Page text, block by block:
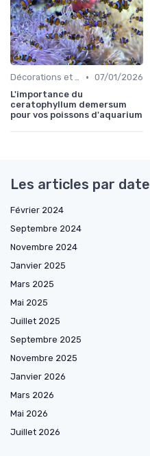
Décorations et plantes • 07/01/2026
L'importance du
ceratophyllum demersum
pour vos poissons d'aquarium
Les articles par date
Février 2024
Septembre 2024
Novembre 2024
Janvier 2025
Mars 2025
Mai 2025
Juillet 2025
Septembre 2025
Novembre 2025
Janvier 2026
Mars 2026
Mai 2026
Juillet 2026